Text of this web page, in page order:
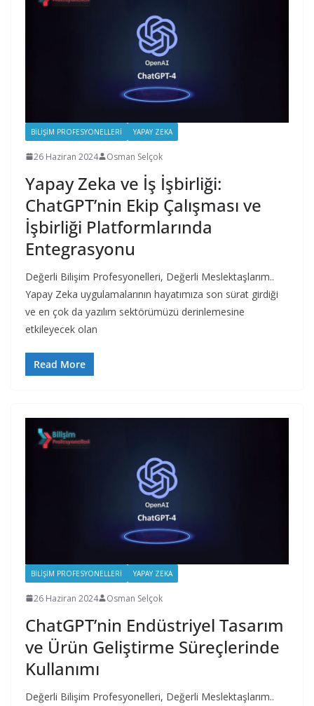
BILIŞIM PROFESYONELLERI YAPAY ZEKA
26 Haziran 2024 Osman Selçok
Yapay Zeka ve İş İşbirliği:
ChatGPT’nin Ekip Çalışması ve
İşbirliği Platformlarında
Entegrasyonu
Değerli Bilişim Profesyonelleri, Değerli Meslektaşlarım..
Yapay Zeka uygulamalarının hayatımıza son sürat girdiği
ve en çok da yazılım sektörümüzü derinlemesine
etkileyecek olan
Read More
BILIŞIM PROFESYONELLERI YAPAY ZEKA
26 Haziran 2024 Osman Selçok
ChatGPT’nin Endüstriyel Tasarım
ve Ürün Geliştirme Süreçlerinde
Kullanımı
Değerli Bilişim Profesyonelleri, Değerli Meslektaşlarım..